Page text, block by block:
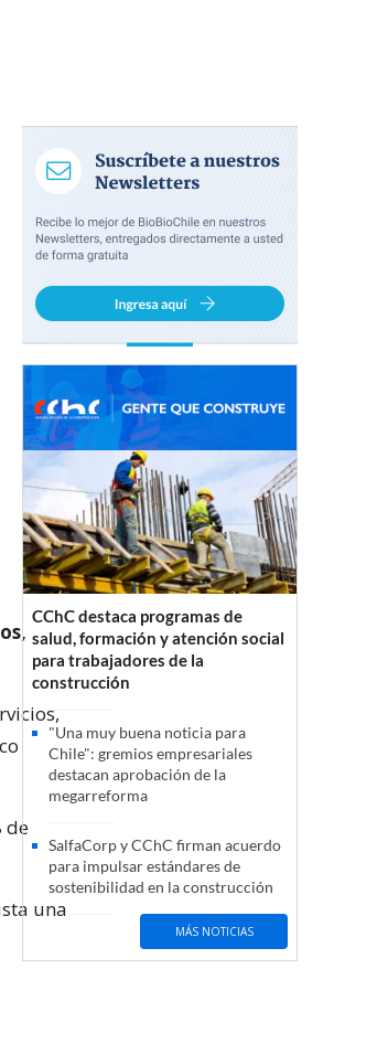
de
una
CChC destaca programas de
salud, formación y atención social
para trabajadores de la
construcción
"Una muy buena noticia para
Chile": gremios empresariales
destacan aprobación de la
megarreforma
SalfaCorp y CChC firman acuerdo
para impulsar estándares de
sostenibilidad en la construcción
MÁS NOTICIAS